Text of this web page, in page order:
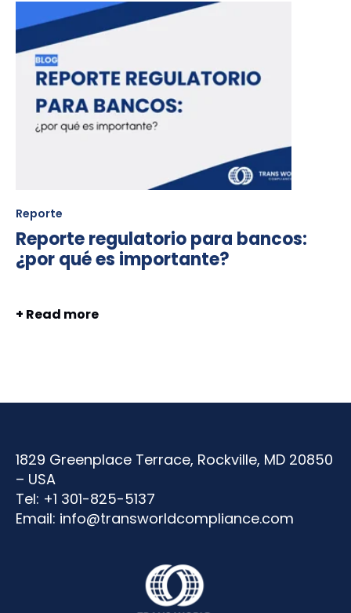
Reporte
Reporte regulatorio para bancos:
¿por qué es importante?
+ Read more
1829 Greenplace Terrace, Rockville, MD 20850
– USA
Tel: +1 301-825-5137
Email: info@transworldcompliance.com